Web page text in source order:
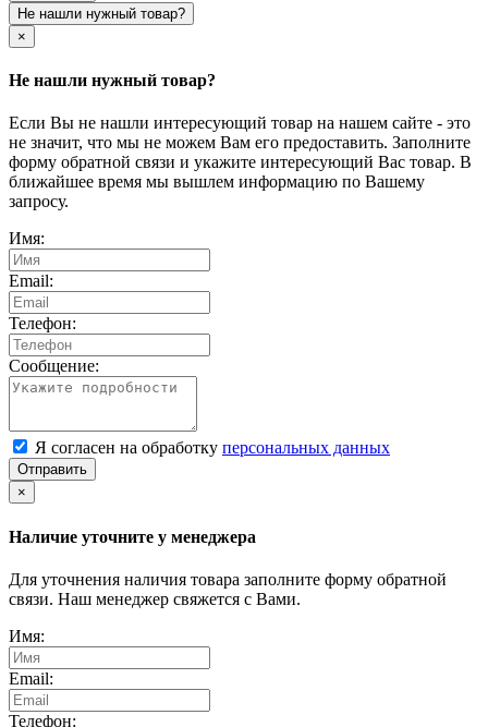
Не нашли нужный товар?
×
Не нашли нужный товар?
Если Вы не нашли интересующий товар на нашем сайте - это
не значит, что мы не можем Вам его предоставить. Заполните
форму обратной связи и укажите интересующий Вас товар. В
ближайшее время мы вышлем информацию по Вашему
запросу.
Имя:
Email:
Телефон:
Сообщение:
Я согласен на обработку персональных данных
Отправить
×
Наличие уточните у менеджера
Для уточнения наличия товара заполните форму обратной
связи. Наш менеджер свяжется с Вами.
Имя:
Email:
Телефон: